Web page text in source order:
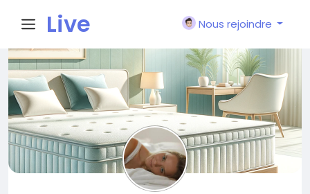
Live
City I
n
Nous rejoindre